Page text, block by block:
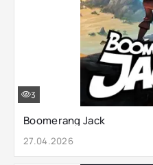
Boomerang Jack
27.04.2026
3